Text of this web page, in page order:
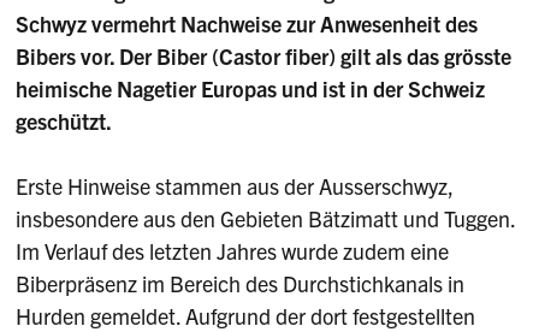
Schwyz vermehrt Nachweise zur Anwesenheit des
Bibers vor. Der Biber (Castor fiber) gilt als das grösste
heimische Nagetier Europas und ist in der Schweiz
geschützt.
Erste Hinweise stammen aus der Ausserschwyz,
insbesondere aus den Gebieten Bätzimatt und Tuggen.
Im Verlauf des letzten Jahres wurde zudem eine
Biberpräsenz im Bereich des Durchstichkanals in
Hurden gemeldet. Aufgrund der dort festgestellten